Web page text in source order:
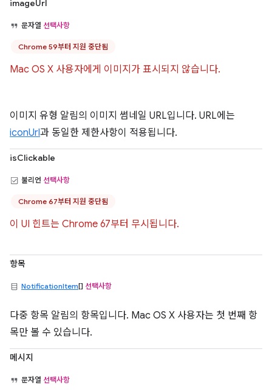
imageUrl
문자열 선택사항
Chrome 59부터 지원 중단됨
Mac OS X 사용자에게 이미지가 표시되지 않습니다.
이미지 유형 알림의 이미지 썸네일 URL입니다. URL에는
iconUrl과 동일한 제한사항이 적용됩니다.
isClickable
불리언 선택사항
Chrome 67부터 지원 중단됨
이 UI 힌트는 Chrome 67부터 무시됩니다.
항목
NotificationItem[] 선택사항
다중 항목 알림의 항목입니다. Mac OS X 사용자는 첫 번째 항
목만 볼 수 있습니다.
메시지
문자열 선택사항